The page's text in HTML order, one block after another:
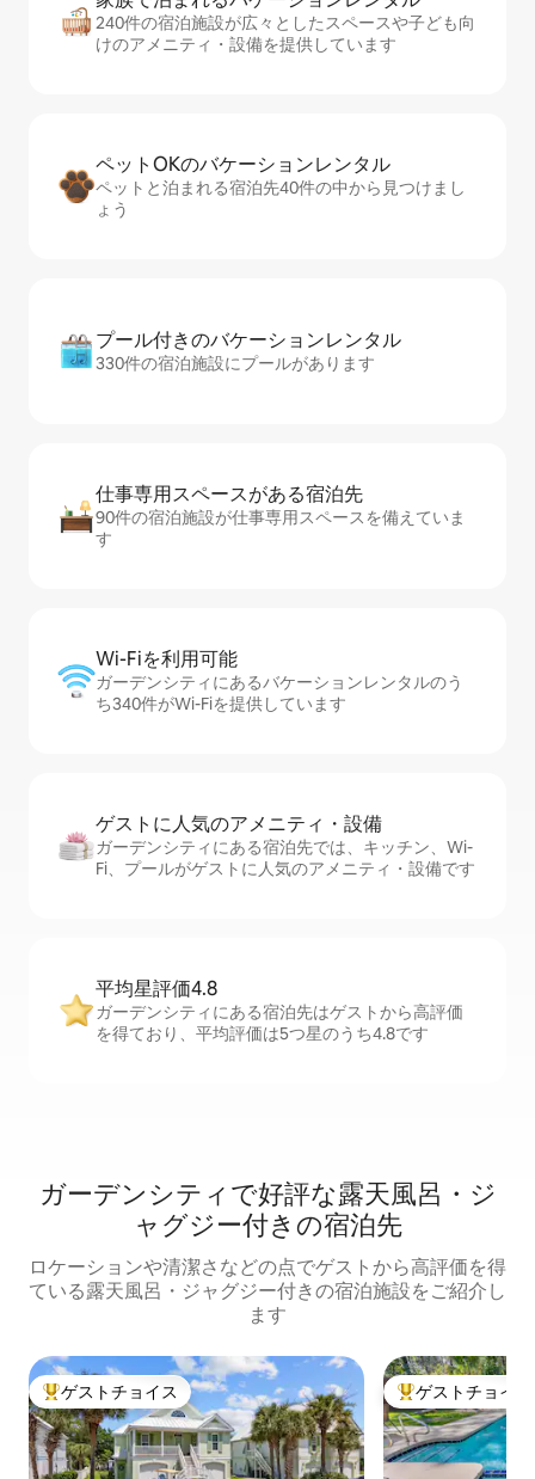
240件の宿泊施設が広々としたスペースや子ども向
けのアメニティ・設備を提供しています
ペットOKのバ⁠ケ⁠ー⁠シ⁠ョ⁠ンレ⁠ン⁠タ⁠ル
ペットと泊まれる宿泊先40件の中から見つけまし
ょう
プール付きのバ⁠ケ⁠ー⁠シ⁠ョ⁠ンレ⁠ン⁠タ⁠ル
330件の宿泊施設にプールがあります
仕事専用ス⁠ペ⁠ー⁠スがあ⁠る宿⁠泊⁠先
90件の宿泊施設が仕事専用スペースを備えていま
す
Wi-Fiを利⁠用⁠可⁠能
ガーデンシティにあるバケーションレンタルのう
ち340件がWi-Fiを提供しています
ゲストに人⁠気⁠のア⁠メ⁠ニ⁠テ⁠ィ・設⁠備
ガーデンシティにある宿泊先では、キッチン、Wi-
Fi、プールがゲストに人気のアメニティ・設備です
平均星評価4.8
ガーデンシティにある宿泊先はゲストから高評価
を得ており、平均評価は5つ星のうち4.8です
ガーデンシティで好評な露天風呂・ジ
ャグジー付きの宿泊先
ロケーションや清潔さなどの点でゲストから高評価を得
ている露天風呂・ジャグジー付きの宿泊施設をご紹介し
ます
大好評のゲストチョイスです。
ゲストチョイス 大好評のゲスト
ゲストチョイス